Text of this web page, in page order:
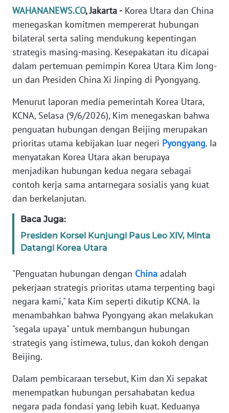
WAHANANEWS.CO, Jakarta -Korea Utara dan China
menegaskan komitmen mempererat hubungan
bilateral serta saling mendukung kepentingan
strategis masing-masing. Kesepakatan itu dicapai
dalam pertemuan pemimpin Korea Utara Kim Jong-
un dan Presiden China Xi Jinping di Pyongyang.
Menurut laporan media pemerintah Korea Utara,
KCNA, Selasa (9/6/2026), Kim menegaskan bahwa
penguatan hubungan dengan Beijing merupakan
prioritas utama kebijakan luar negeri Pyongyang. Ia
menyatakan Korea Utara akan berupaya
menjadikan hubungan kedua negara sebagai
contoh kerja sama antarnegara sosialis yang kuat
dan berkelanjutan.
Baca Juga:
Presiden Korsel Kunjungi Paus Leo XIV, Minta
Datangi Korea Utara
"Penguatan hubungan dengan China adalah
pekerjaan strategis prioritas utama terpenting bagi
negara kami," kata Kim seperti dikutip KCNA. Ia
menambahkan bahwa Pyongyang akan melakukan
"segala upaya" untuk membangun hubungan
strategis yang istimewa, tulus, dan kokoh dengan
Beijing.
Dalam pembicaraan tersebut, Kim dan Xi sepakat
menempatkan hubungan persahabatan kedua
negara pada fondasi yang lebih kuat. Keduanya
INDEKS
BERITA
KONTAK
KAMI
INFO
IKLAN
TENTANG
PEDOMAN
MEDIA
SIBER
KARIR
DISCLAIMER
Wahana
News
Regional
WN
SUMUT
WN